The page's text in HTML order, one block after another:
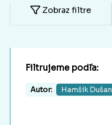
Zobraz filtre
Filtrujeme podľa:
Autor: Hamšík Dušan